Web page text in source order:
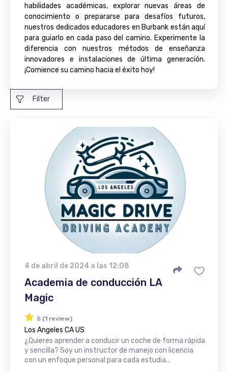
habilidades académicas, explorar nuevas áreas de
conocimiento o prepararse para desafíos futuros,
nuestros dedicados educadores en Burbank están aquí
para guiarlo en cada paso del camino. Experimente la
diferencia con nuestros métodos de enseñanza
innovadores e instalaciones de última generación.
¡Comience su camino hacia el éxito hoy!
Filter
4 de abril de 2024 a las 12:08
Academia de conducción LA
Magic
5 (1 review)
Los Angeles CA US
¿Quieres aprender a conducir un coche de forma rápida
y sencilla? Soy un instructor de manejo con licencia
con un enfoque personal para cada estudia...